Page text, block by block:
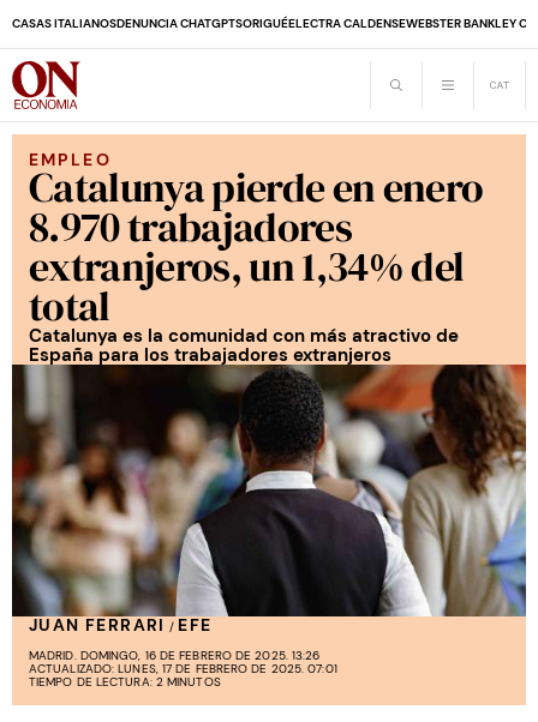
CASAS ITALIANOSDENUNCIA CHATGPTSORIGUÉELECTRA CALDENSEWEBSTER BANKLEY
EMPLEO
Catalunya pierde en enero
8.970 trabajadores
extranjeros, un 1,34% del
total
Catalunya es la comunidad con más atractivo de
España para los trabajadores extranjeros
JUAN FERRARI / EFE
MADRID. DOMINGO, 16 DE FEBRERO DE 2025. 13:26
ACTUALIZADO: LUNES, 17 DE FEBRERO DE 2025. 07:01
TIEMPO DE LECTURA: 2 MINUTOS